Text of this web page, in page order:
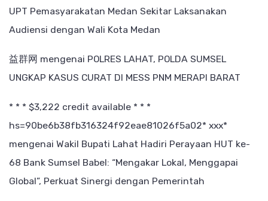
UPT Pemasyarakatan Medan Sekitar Laksanakan
Audiensi dengan Wali Kota Medan
益群网 mengenai POLRES LAHAT, POLDA SUMSEL
UNGKAP KASUS CURAT DI MESS PNM MERAPI BARAT
* * * $3,222 credit available * * *
hs=90be6b38fb316324f92eae81026f5a02* ххх*
mengenai Wakil Bupati Lahat Hadiri Perayaan HUT ke-
68 Bank Sumsel Babel: “Mengakar Lokal, Menggapai
Global”, Perkuat Sinergi dengan Pemerintah